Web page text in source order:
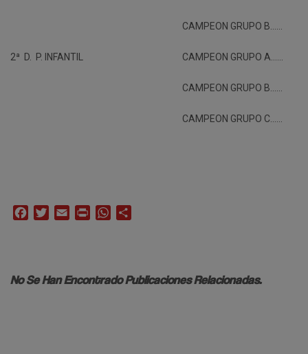
CAMPEON GRUPO B……
2ª D. P. INFANTIL CAMPEON GRUPO A……
CAMPEON GRUPO B……
CAMPEON GRUPO C……
FacebookTwitterEmail Print WhatsApp
No Se Han Encontrado Publicaciones Relacionadas.